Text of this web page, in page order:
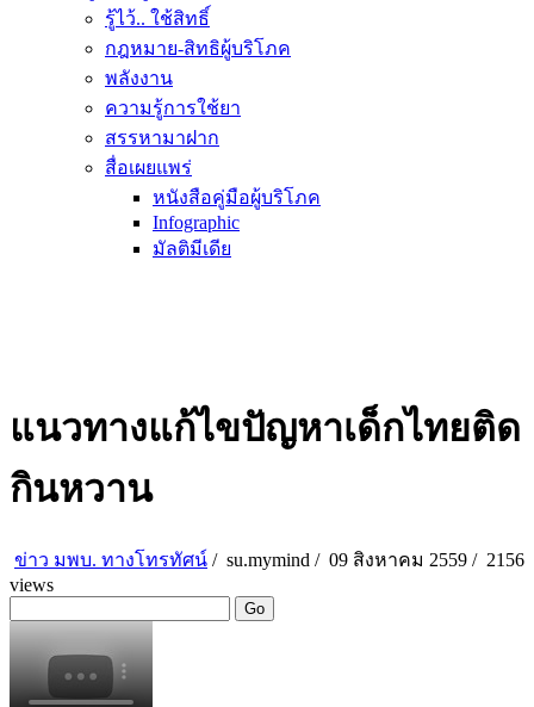
รู้ไว้.. ใช้สิทธิ์
กฎหมาย-สิทธิผู้บริโภค
พลังงาน
ความรู้การใช้ยา
สรรหามาฝาก
สื่อเผยแพร่
หนังสือคู่มือผู้บริโภค
Infographic
มัลติมีเดีย
แนวทางแก้ไขปัญหาเด็กไทยติด
กินหวาน
ข่าว มพบ. ทางโทรทัศน์ / su.mymind / 09 สิงหาคม 2559 / 2156
views
Go